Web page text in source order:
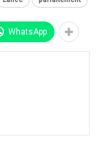
WhatsApp